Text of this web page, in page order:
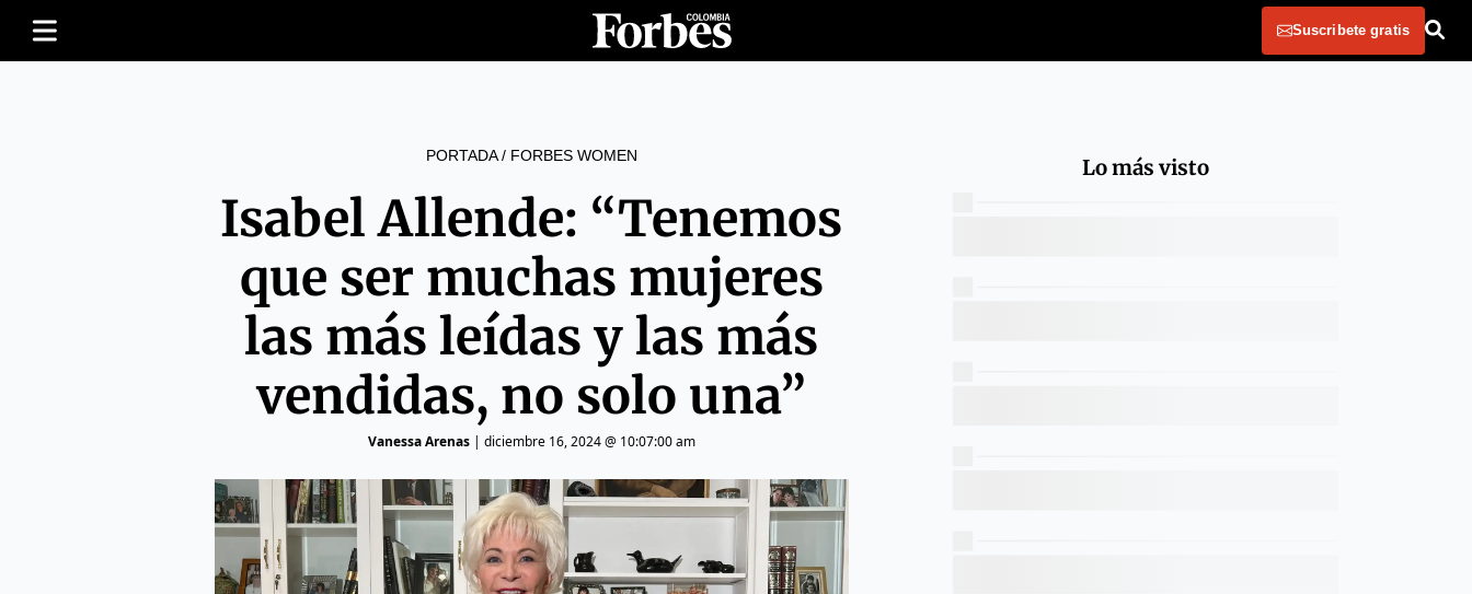
Suscribete gratis
PORTADA/ FORBES WOMEN
Isabel Allende: “Tenemos
que ser muchas mujeres
las más leídas y las más
vendidas, no solo una”
Vanessa Arenas| diciembre 16, 2024 @ 10:07:00 am
Lo más visto